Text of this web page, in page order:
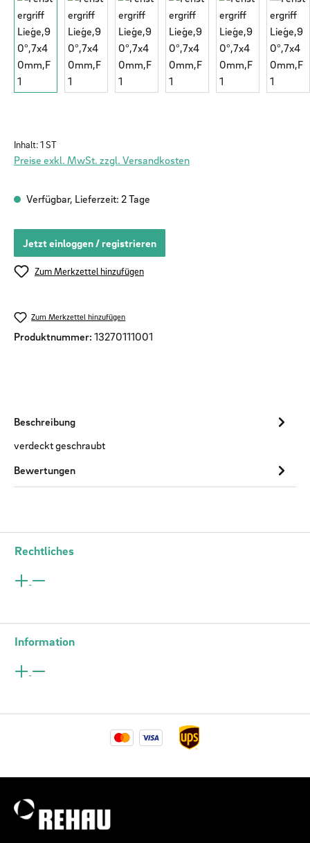
Inhalt:1 ST
Preise exkl. MwSt. zzgl. Versandkosten
Verfügbar, Lieferzeit: 2 Tage
Jetzt einloggen / registrieren
Zum Merkzettel hinzufügen
Zum Merkzettel hinzufügen
Produktnummer: 13270111001
Beschreibung
verdeckt geschraubt
Bewertungen
Rechtliches
Information